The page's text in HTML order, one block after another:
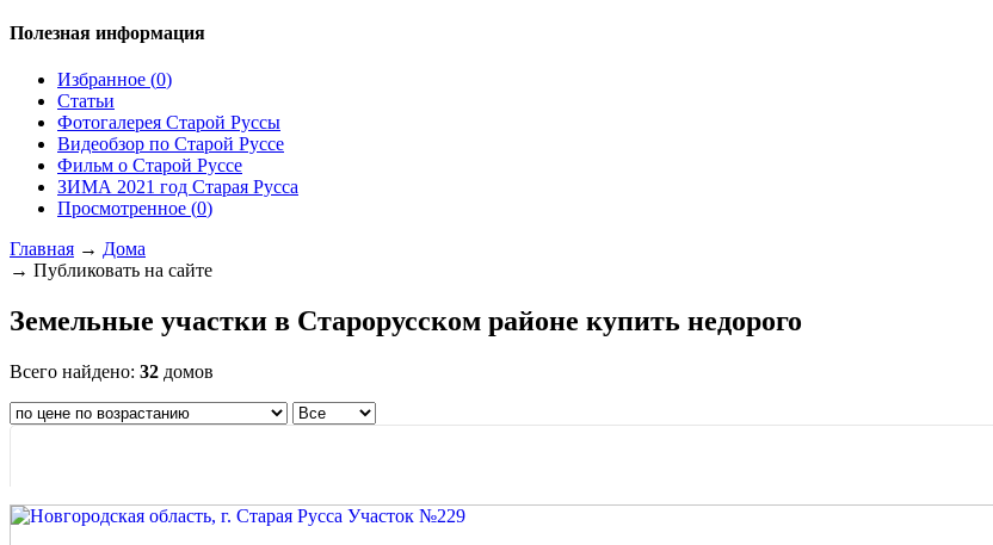
Полезная информация
Избранное (0)
Статьи
Фотогалерея Старой Руссы
Видеобзор по Старой Руссе
Фильм о Старой Руссе
ЗИМА 2021 год Старая Русса
Просмотренное (0)
Главная → Дома
→ Публиковать на сайте
Земельные участки в Старорусском районе купить недорого
Всего найдено: 32 домов